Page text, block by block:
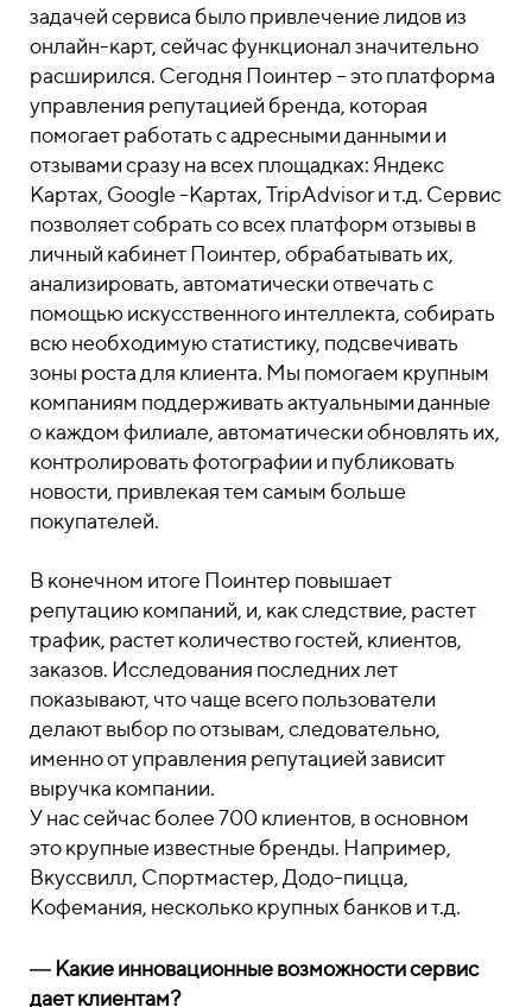
задачей сервиса было привлечение лидов из
онлайн-карт, сейчас функционал значительно
расширился. Сегодня Поинтер – это платформа
управления репутацией бренда, которая
помогает работать с адресными данными и
отзывами сразу на всех площадках: Яндекс
Картах, Google -Картах, TripAdvisor и т.д. Сервис
позволяет собрать со всех платформ отзывы в
личный кабинет Поинтер, обрабатывать их,
анализировать, автоматически отвечать с
помощью искусственного интеллекта, собирать
всю необходимую статистику, подсвечивать
зоны роста для клиента. Мы помогаем крупным
компаниям поддерживать актуальными данные
о каждом филиале, автоматически обновлять их,
контролировать фотографии и публиковать
новости, привлекая тем самым больше
покупателей.
В конечном итоге Поинтер повышает
репутацию компаний, и, как следствие, растет
трафик, растет количество гостей, клиентов,
заказов. Исследования последних лет
показывают, что чаще всего пользователи
делают выбор по отзывам, следовательно,
именно от управления репутацией зависит
выручка компании.
У нас сейчас более 700 клиентов, в основном
это крупные известные бренды. Например,
Вкуссвилл, Спортмастер, Додо-пицца,
Кофемания, несколько крупных банков и т.д.
― Какие инновационные возможности сервис
дает клиентам?